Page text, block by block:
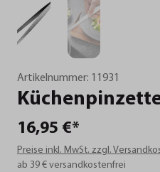
Artikelnummer: 11931
16,95 €*
Preise inkl. MwSt. zzgl.
ab 39 € versandkostenfrei